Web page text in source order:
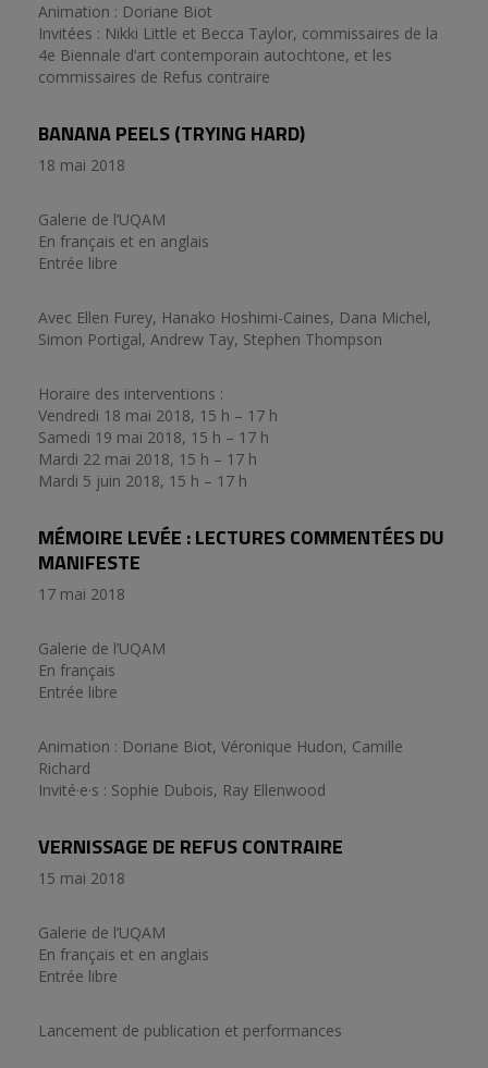
Animation : Doriane Biot
Invitées : Nikki Little et Becca Taylor, commissaires de la
4e Biennale d’art contemporain autochtone, et les
commissaires de Refus contraire
BANANA PEELS (TRYING HARD)
18 mai 2018
Galerie de l’UQAM
En français et en anglais
Entrée libre
Avec Ellen Furey, Hanako Hoshimi-Caines, Dana Michel,
Simon Portigal, Andrew Tay, Stephen Thompson
Horaire des interventions :
Vendredi 18 mai 2018, 15 h – 17 h
Samedi 19 mai 2018, 15 h – 17 h
Mardi 22 mai 2018, 15 h – 17 h
Mardi 5 juin 2018, 15 h – 17 h
MÉMOIRE LEVÉE : LECTURES COMMENTÉES DU
MANIFESTE
17 mai 2018
Galerie de l’UQAM
En français
Entrée libre
Animation : Doriane Biot, Véronique Hudon, Camille
Richard
Invité·e·s : Sophie Dubois, Ray Ellenwood
VERNISSAGE DE REFUS CONTRAIRE
15 mai 2018
Galerie de l’UQAM
En français et en anglais
Entrée libre
Lancement de publication et performances